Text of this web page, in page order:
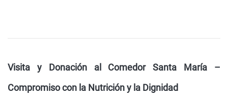
Visita y Donación al Comedor Santa María –
Compromiso con la Nutrición y la Dignidad